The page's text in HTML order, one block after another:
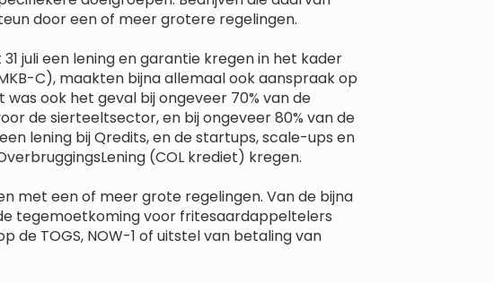
door een of meer grotere regelingen.
juli een lening en garantie kregen in het kader
C), maakten bijna allemaal ook aanspraak op
was ook het geval bij ongeveer 70% van de
de sierteeltsector, en bij ongeveer 80% van de
lening bij Qredits, en de startups, scale-ups en
(COL krediet) kregen.
met een of meer grote regelingen. Van de bijna
tegemoetkoming voor fritesaardappeltelers
de TOGS, NOW-1 of uitstel van betaling van